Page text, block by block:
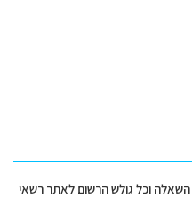
השאלה וכל גולש הרשום לאתר רשאי